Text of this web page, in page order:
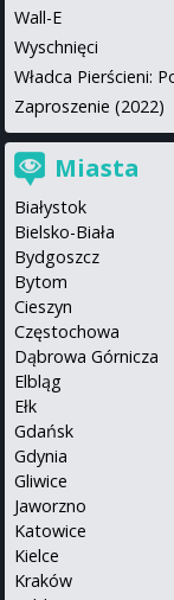
Wall-E
Wyschnięci
Władca Pierścieni:
Zaproszenie (2022)
Miasta
Białystok
Bielsko-Biała
Bydgoszcz
Bytom
Cieszyn
Częstochowa
Dąbrowa Górnicza
Elbląg
Ełk
Gdańsk
Gdynia
Gliwice
Jaworzno
Katowice
Kielce
Kraków